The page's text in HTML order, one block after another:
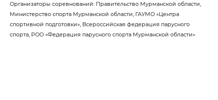
Организаторы соревнований: Правительство Мурманской области,
Министерство спорта Мурманской области, ГАУМО «Центра
спортивной подготовки», Всероссийская федерация парусного
спорта, РОО «Федерация парусного спорта Мурманской области»